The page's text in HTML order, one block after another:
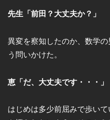
先生「前田？大丈夫か？」
異変を察知したのか、数学
う問いかけた。
恵「だ、大丈夫です・・・」
はじめは多少前屈みで歩い